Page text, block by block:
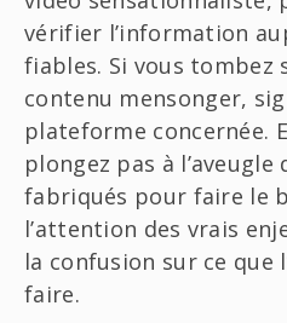
vérifier l’information
fiables. Si vous tombez
contenu mensonger,
plateforme concernée.
plongez pas à l’aveugle
fabriqués pour faire le
l’attention des vrais
la confusion sur ce que
faire.